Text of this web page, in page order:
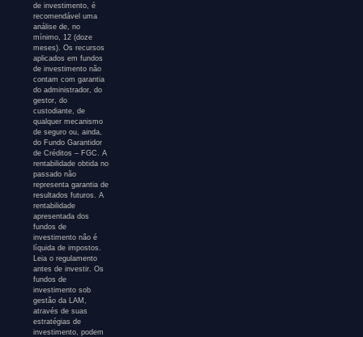
de investimento, é
recomendável uma
análise de, no
mínimo, 12 (doze
meses). Os recursos
aplicados em fundos
de investimento não
contam com garantia
do administrador, do
gestor, do
custodiante, de
qualquer mecanismo
de seguro ou, ainda,
do Fundo Garantidor
de Créditos – FGC. A
rentabilidade obtida no
passado não
representa garantia de
resultados futuros. A
rentabilidade
apresentada dos
fundos de
investimento não é
líquida de impostos.
Leia o regulamento
antes de investir. Os
fundos de
investimento sob
gestão da LAM,
através de suas
estratégias de
investimento, podem